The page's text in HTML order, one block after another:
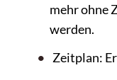
mehr ohne
werden.
Zeitplan: